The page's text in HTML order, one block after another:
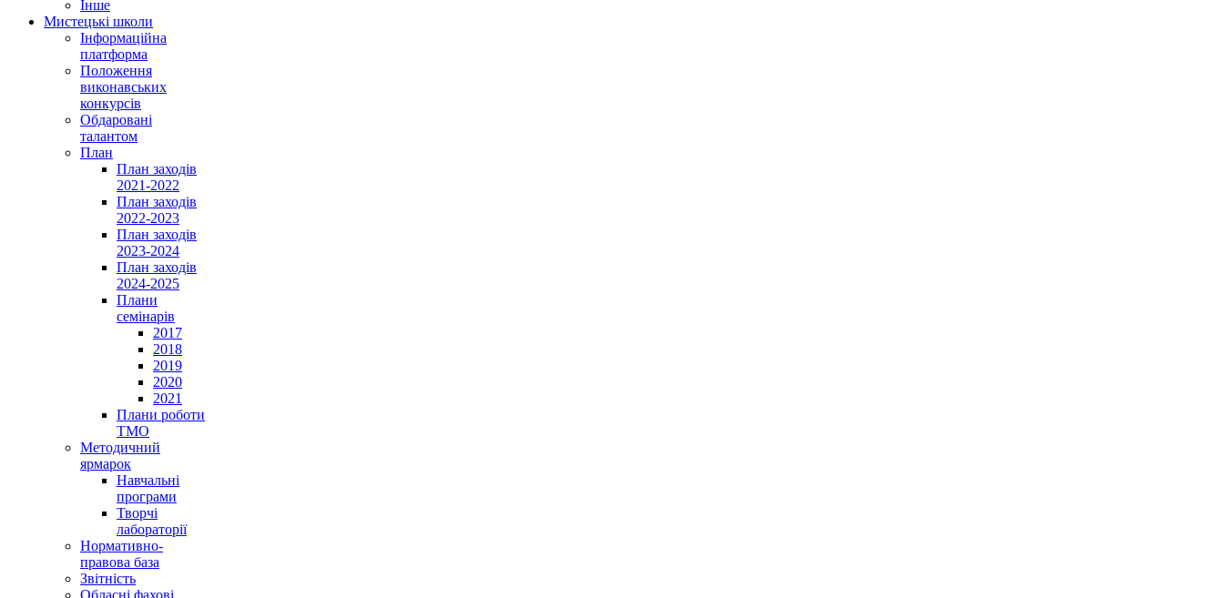
Інше
Мистецькі школи
Інформаційна
платформа
Положення
виконавських
конкурсів
Обдаровані
талантом
План
План заходів
2021-2022
План заходів
2022-2023
План заходів
2023-2024
План заходів
2024-2025
Плани
семінарів
2017
2018
2019
2020
2021
Плани роботи
ТМО
Методичний
ярмарок
Навчальні
програми
Творчі
лабораторії
Нормативно-
правова база
Звітність
Обласні фахові